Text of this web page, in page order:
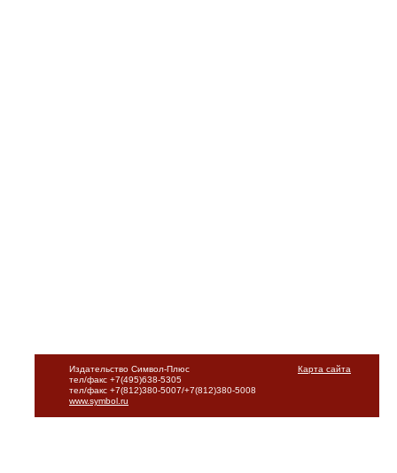
Карта сайта
Издательство Символ-Плюс
тел/факс +7(495)638-5305
тел/факс +7(812)380-5007/+7(812)380-5008
www.symbol.ru